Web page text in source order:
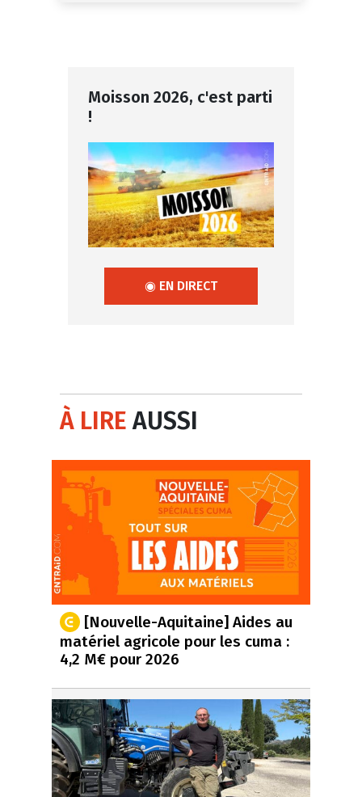
Moisson 2026, c'est parti
!
◉ EN DIRECT
À LIREAUSSI
[Nouvelle-Aquitaine] Aides au
matériel agricole pour les cuma :
4,2 M€ pour 2026